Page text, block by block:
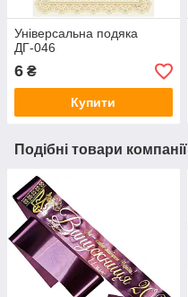
Універсальна подяка
ДГ-046
6 ₴
Купити
Подібні товари компанії